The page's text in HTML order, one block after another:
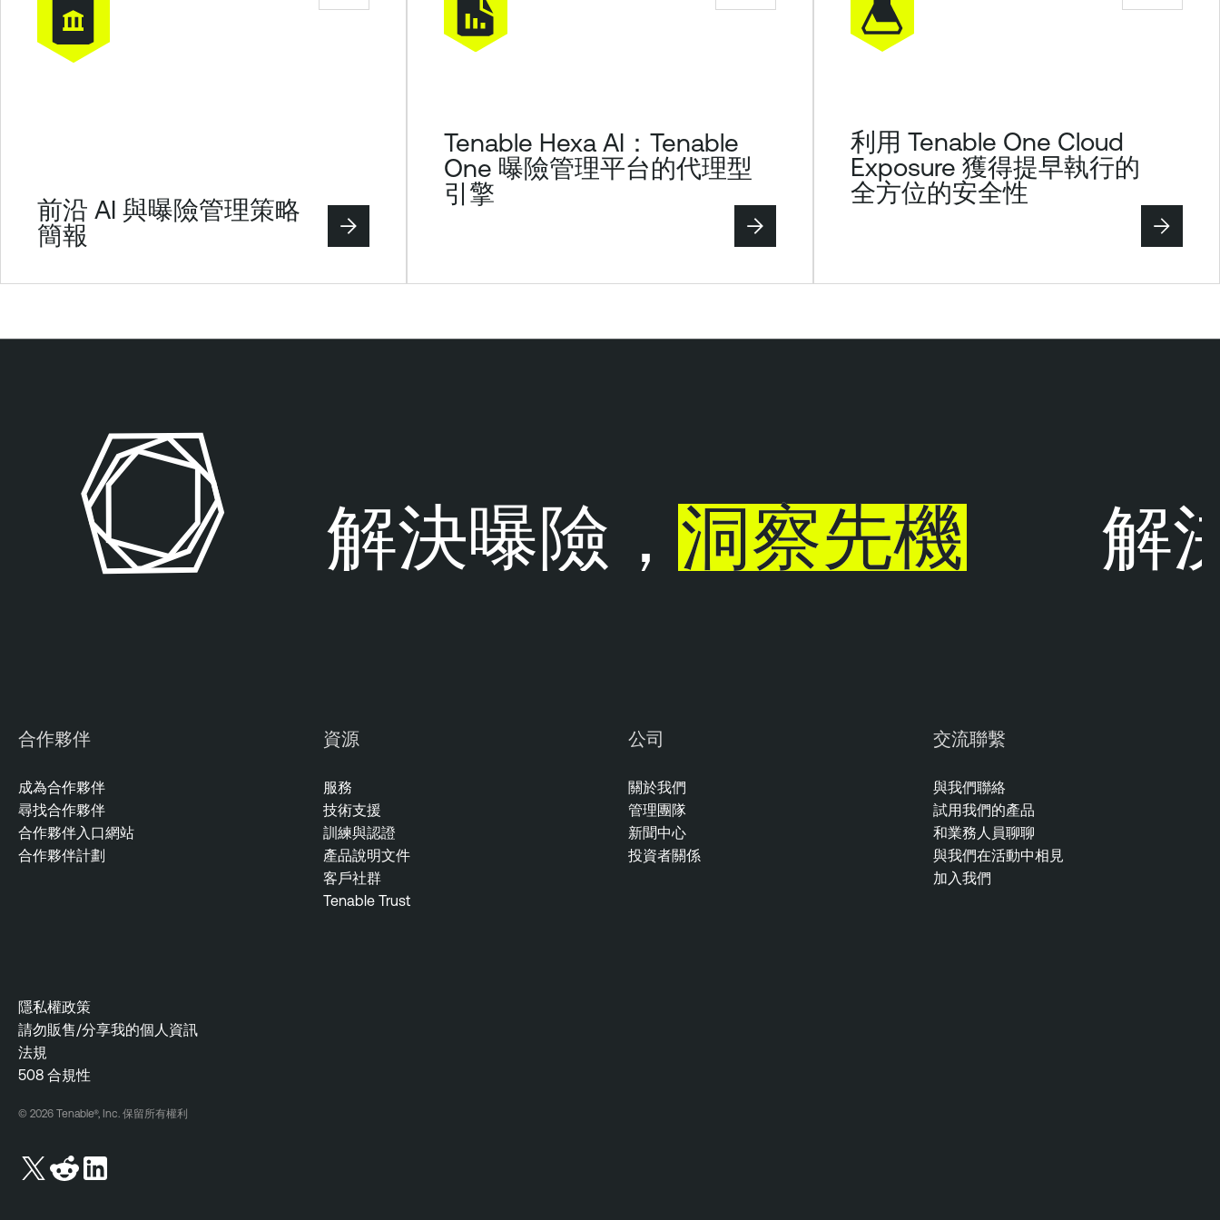
前沿 AI 與曝險管理策略
簡報
Tenable Hexa AI：Tenable
One 曝險管理平台的代理型
引擎
利用 Tenable One Cloud
Exposure 獲得提早執行的
全方位的安全性
解決曝險， 洞察先機 解
合作夥伴
成為合作夥伴
尋找合作夥伴
合作夥伴入口網站
合作夥伴計劃
資源
服務
技術支援
訓練與認證
產品說明文件
客戶社群
Tenable Trust
公司
關於我們
管理團隊
新聞中心
投資者關係
交流聯繫
與我們聯絡
試用我們的產品
和業務人員聊聊
與我們在活動中相見
加入我們
隱私權政策
請勿販售/分享我的個人資訊
法規
508 合規性
© 2026 Tenable®, Inc. 保留所有權利